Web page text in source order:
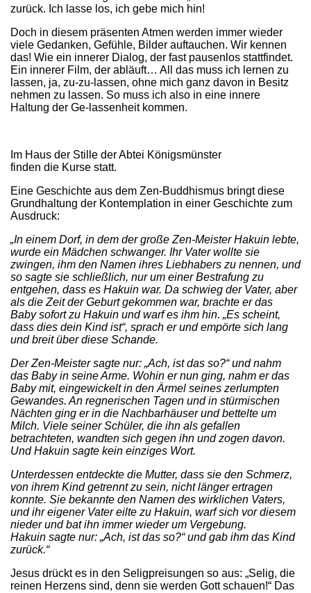
zurück. Ich lasse los, ich gebe mich hin!
Doch in diesem präsenten Atmen werden immer wieder
viele Gedanken, Gefühle, Bilder auftauchen. Wir kennen
das! Wie ein innerer Dialog, der fast pausenlos stattfindet.
Ein innerer Film, der abläuft… All das muss ich lernen zu
lassen, ja, zu-zu-lassen, ohne mich ganz davon in Besitz
nehmen zu lassen. So muss ich also in eine innere
Haltung der Ge-lassenheit kommen.
Im Haus der Stille der Abtei Königsmünster
finden die Kurse statt.
Eine Geschichte aus dem Zen-Buddhismus bringt diese
Grundhaltung der Kontemplation in einer Geschichte zum
Ausdruck:
„In einem Dorf, in dem der große Zen-Meister Hakuin lebte,
wurde ein Mädchen schwanger. Ihr Vater wollte sie
zwingen, ihm den Namen ihres Liebhabers zu nennen, und
so sagte sie schließlich, nur um einer Bestrafung zu
entgehen, dass es Hakuin war. Da schwieg der Vater, aber
als die Zeit der Geburt gekommen war, brachte er das
Baby sofort zu Hakuin und warf es ihm hin. „Es scheint,
dass dies dein Kind ist“, sprach er und empörte sich lang
und breit über diese Schande.
Der Zen-Meister sagte nur: „Ach, ist das so?“ und nahm
das Baby in seine Arme. Wohin er nun ging, nahm er das
Baby mit, eingewickelt in den Ärmel seines zerlumpten
Gewandes. An regnerischen Tagen und in stürmischen
Nächten ging er in die Nachbarhäuser und bettelte um
Milch. Viele seiner Schüler, die ihn als gefallen
betrachteten, wandten sich gegen ihn und zogen davon.
Und Hakuin sagte kein einziges Wort.
Unterdessen entdeckte die Mutter, dass sie den Schmerz,
von ihrem Kind getrennt zu sein, nicht länger ertragen
konnte. Sie bekannte den Namen des wirklichen Vaters,
und ihr eigener Vater eilte zu Hakuin, warf sich vor diesem
nieder und bat ihn immer wieder um Vergebung.
Hakuin sagte nur: „Ach, ist das so?“ und gab ihm das Kind
zurück.“
Jesus drückt es in den Seligpreisungen so aus: „Selig, die
reinen Herzens sind, denn sie werden Gott schauen!“ Das